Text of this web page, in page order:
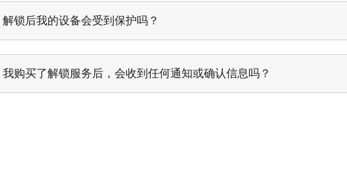
解锁后我的设备会受到保护吗？
我购买了解锁服务后，会收到任何通知或确认信息吗？